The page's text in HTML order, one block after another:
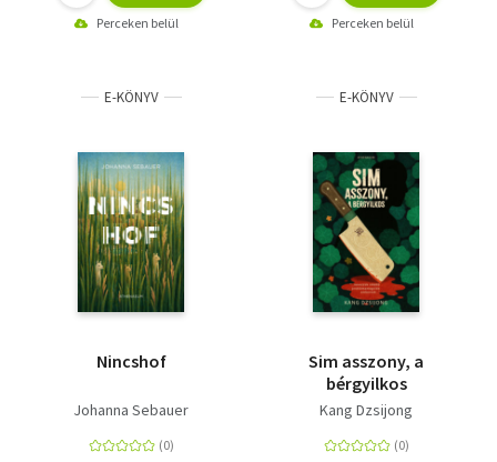
Perceken belül Perceken belül
E-KÖNYV
Nincshof
Johanna Sebauer
E-KÖNYV
Sim asszony, a
bérgyilkos
Kang Dzsijong